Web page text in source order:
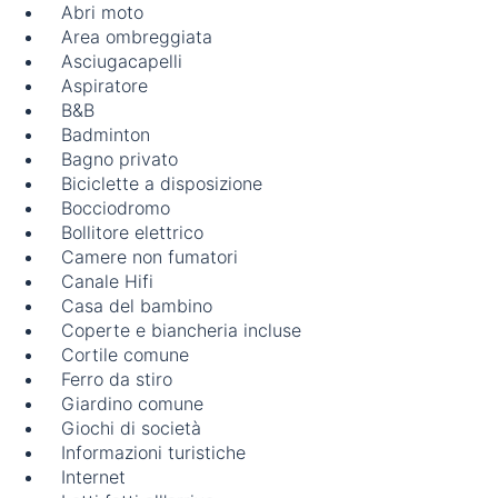
Abri moto
Area ombreggiata
Asciugacapelli
Aspiratore
B&B
Badminton
Bagno privato
Biciclette a disposizione
Bocciodromo
Bollitore elettrico
Camere non fumatori
Canale Hifi
Casa del bambino
Coperte e biancheria incluse
Cortile comune
Ferro da stiro
Giardino comune
Giochi di società
Informazioni turistiche
Internet